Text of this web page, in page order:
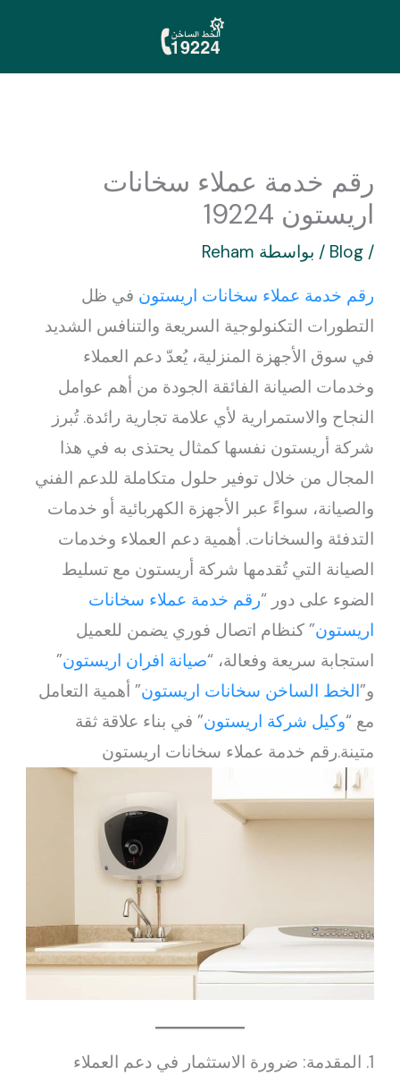
المحتوى
رقم خدمة عملاء سخانات
اريستون 19224
/
Blog / بواسطة Reham
رقم خدمة عملاء سخانات اريستون في ظل
التطورات التكنولوجية السريعة والتنافس الشديد
في سوق الأجهزة المنزلية، يُعدّ دعم العملاء
وخدمات الصيانة الفائقة الجودة من أهم عوامل
النجاح والاستمرارية لأي علامة تجارية رائدة. تُبرز
شركة أريستون نفسها كمثال يحتذى به في هذا
المجال من خلال توفير حلول متكاملة للدعم الفني
والصيانة، سواءً عبر الأجهزة الكهربائية أو خدمات
التدفئة والسخانات. أهمية دعم العملاء وخدمات
الصيانة التي تُقدمها شركة أريستون مع تسليط
الضوء على دور “رقم خدمة عملاء سخانات
اريستون” كنظام اتصال فوري يضمن للعميل
استجابة سريعة وفعالة، “صيانة افران اريستون”
و”الخط الساخن سخانات اريستون” أهمية التعامل
مع “وكيل شركة اريستون” في بناء علاقة ثقة
متينة.رقم خدمة عملاء سخانات اريستون
1. المقدمة: ضرورة الاستثمار في دعم العملاء